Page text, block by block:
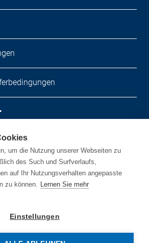
kostenlosen Newsletter an.
um die Nutzung unserer Webseiten zu
des Such und Surfverlaufs,
auf Ihr Nutzungsverhalten angepasste
zu können. Lernen Sie mehr
Einstellungen